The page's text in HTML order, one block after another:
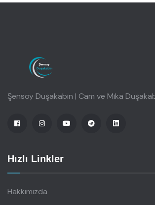
Şensoy Duşakabin | Cam ve Mika
Hızlı Linkler
Hakkımızda